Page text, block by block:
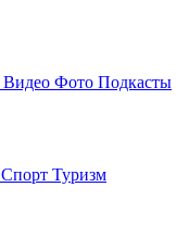
Видео Фото Подкасты
Спорт Туризм